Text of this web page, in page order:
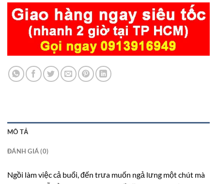
MÔ TẢ
ĐÁNH GIÁ (0)
Ngồi làm việc cả buổi, đến trưa muốn ngả lưng một chút mà